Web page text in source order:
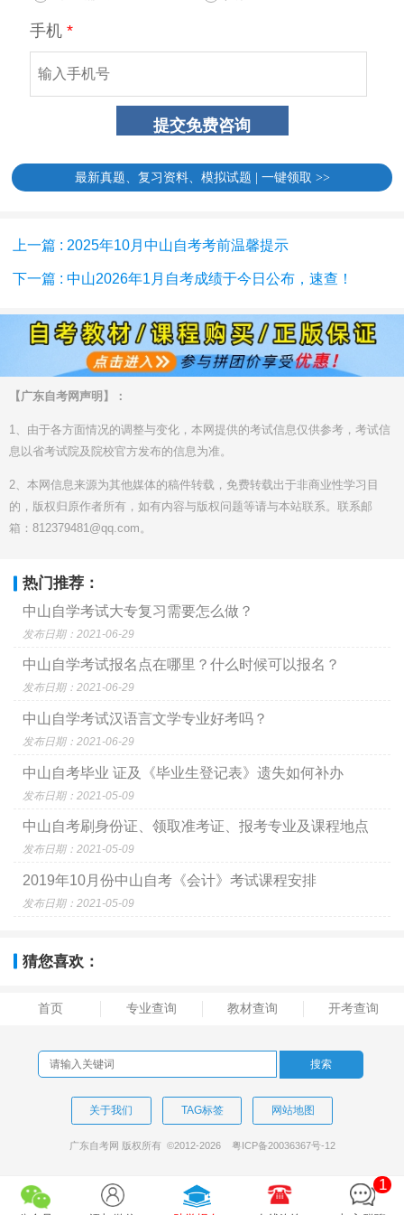
最新真题、复习资料、模拟试题 | 一键领取 >>
上一篇 : 2025年10月中山自考考前温馨提示
下一篇 : 中山2026年1月自考成绩于今日公布，速查！
【广东自考网声明】：
1、由于各方面情况的调整与变化，本网提供的考试信息仅供参考，考试信
息以省考试院及院校官方发布的信息为准。
2、本网信息来源为其他媒体的稿件转载，免费转载出于非商业性学习目
的，版权归原作者所有，如有内容与版权问题等请与本站联系。联系邮
箱：812379481@qq.com。
热门推荐：
中山自学考试大专复习需要怎么做？
发布日期：2021-06-29
中山自学考试报名点在哪里？什么时候可以报名？
发布日期：2021-06-29
中山自学考试汉语言文学专业好考吗？
发布日期：2021-06-29
中山自考毕业 证及《毕业生登记表》遗失如何补办
发布日期：2021-05-09
中山自考刷身份证、领取准考证、报考专业及课程地点
发布日期：2021-05-09
2019年10月份中山自考《会计》考试课程安排
发布日期：2021-05-09
猜您喜欢：
首页 专业查询 教材查询 开考查询
关于我们 TAG标签 网站地图
广东自考网 版权所有 ©2012-2026 粤ICP备20036367号-12
1